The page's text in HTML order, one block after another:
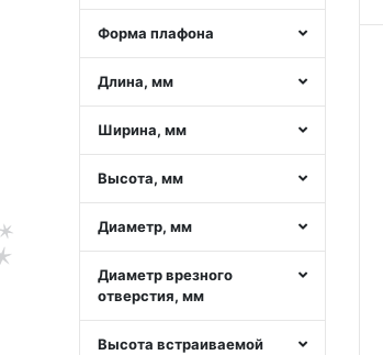
Форма плафона
Длина, мм
Ширина, мм
Высота, мм
Диаметр, мм
Диаметр врезного
отверстия, мм
Высота встраиваемой